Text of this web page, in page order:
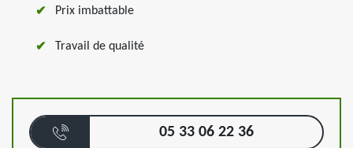
Prix imbattable
Travail de qualité
05 33 06 22 36